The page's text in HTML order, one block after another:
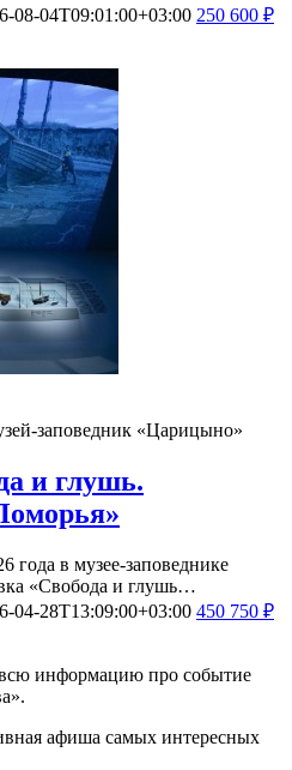
08-04T09:01:00+03:00 250 600 ₽
заповедник «Царицыно»
и глушь.
года в музее-заповеднике
«Свобода и глушь…
04-28T13:09:00+03:00 450 750 ₽
информацию про событие
афиша самых интересных